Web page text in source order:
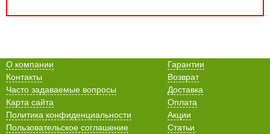
Гарантии
Возврат
Доставка
Оплата
Акции
Статьи
О компании
Контакты
Часто задаваемые вопросы
Карта сайта
Политика конфиденциальности
Пользовательское соглашение